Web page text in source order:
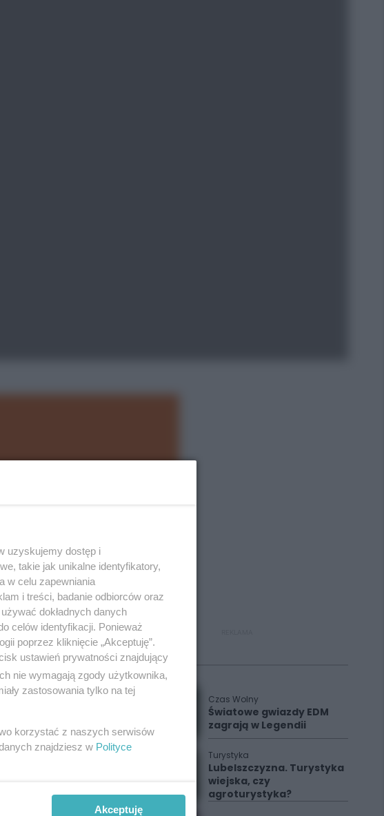
+3
nocy.
mogą
też
Polecane
Czas Wolny
Światowe gwiazdy EDM
zagrają w Legendii
Turystyka
Lubelszczyzna. Turystyka
wiejska, czy
agroturystyka?
uzyskujemy dostęp i
takie jak unikalne identyfikatory,
w celu zapewniania
i treści, badanie odbiorców oraz
dokładnych danych
celów identyfikacji. Ponieważ
poprzez kliknięcie „Akceptuję”.
ustawień prywatności znajdujący
nie wymagają zgody użytkownika,
zastosowania tylko na tej
korzystać z naszych serwisów
znajdziesz w Polityce
Akceptuję